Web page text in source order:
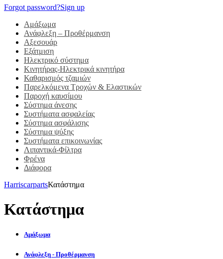
Forgot password?Sign up
Αμάξωμα
Ανάφλεξη – Προθέρμανση
Αξεσουάρ
Εξάτμιση
Ηλεκτρικό σύστημα
Κινητήρας-Ηλεκτρικά κινητήρα
Καθαρισμός τζαμιών
Παρελκόμενα Τροχών & Ελαστικών
Παροχή καυσίμου
Σύστημα άνεσης
Συστήματα ασφαλείας
Σύστημα ασφάλισης
Σύστημα ψύξης
Συστήματα επικοινωνίας
Λιπαντικά-Φίλτρα
Φρένα
Διάφορα
HarriscarpartsΚατάστημα
Κατάστημα
Αμάξωμα
Ανάφλεξη - Προθέρμανση